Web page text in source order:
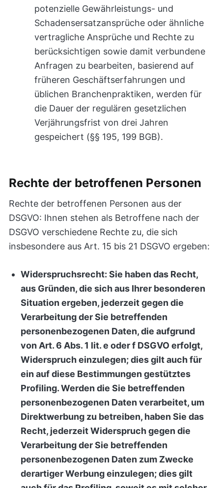
potenzielle Gewährleistungs- und
Schadensersatzansprüche oder ähnliche
vertragliche Ansprüche und Rechte zu
berücksichtigen sowie damit verbundene
Anfragen zu bearbeiten, basierend auf
früheren Geschäftserfahrungen und
üblichen Branchenpraktiken, werden für
die Dauer der regulären gesetzlichen
Verjährungsfrist von drei Jahren
gespeichert (§§ 195, 199 BGB).
Rechte der betroffenen Personen
Rechte der betroffenen Personen aus der
DSGVO: Ihnen stehen als Betroffene nach der
DSGVO verschiedene Rechte zu, die sich
insbesondere aus Art. 15 bis 21 DSGVO ergeben:
Widerspruchsrecht: Sie haben das Recht,
aus Gründen, die sich aus Ihrer besonderen
Situation ergeben, jederzeit gegen die
Verarbeitung der Sie betreffenden
personenbezogenen Daten, die aufgrund
von Art. 6 Abs. 1 lit. e oder f DSGVO erfolgt,
Widerspruch einzulegen; dies gilt auch für
ein auf diese Bestimmungen gestütztes
Profiling. Werden die Sie betreffenden
personenbezogenen Daten verarbeitet, um
Direktwerbung zu betreiben, haben Sie das
Recht, jederzeit Widerspruch gegen die
Verarbeitung der Sie betreffenden
personenbezogenen Daten zum Zwecke
derartiger Werbung einzulegen; dies gilt